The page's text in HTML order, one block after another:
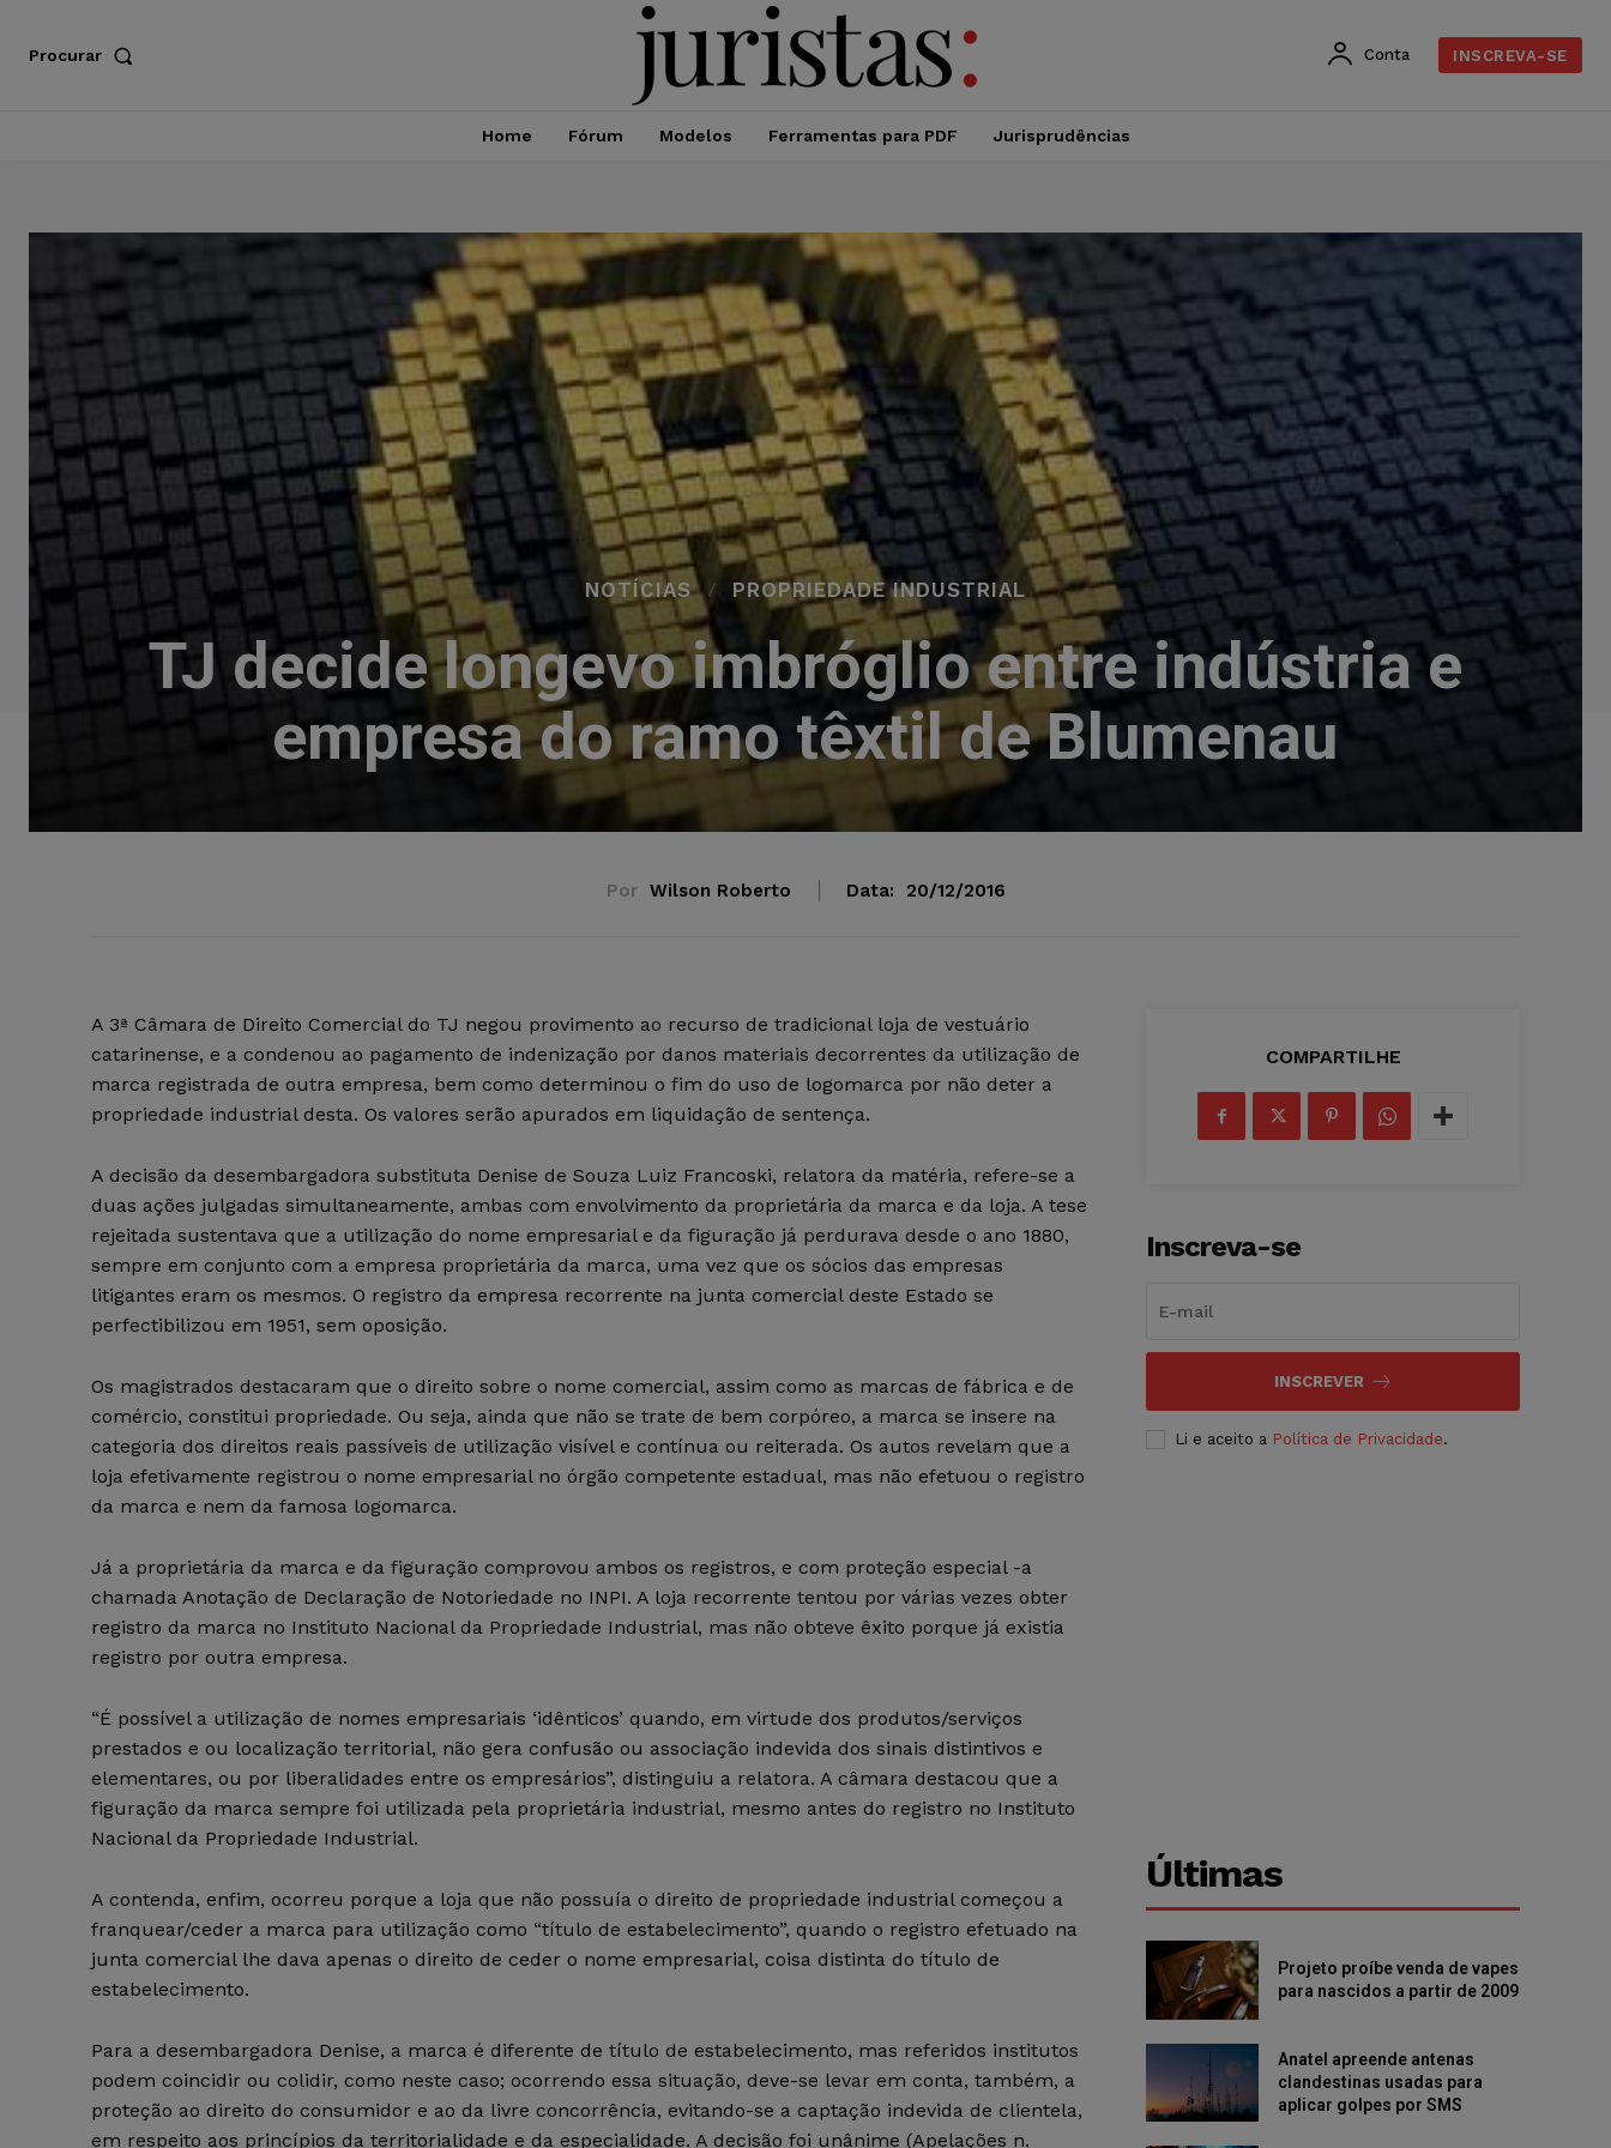
Procurar Conta INSCREVA-SE
Home Fórum Modelos Ferramentas para PDF Jurisprudências
NOTÍCIAS PROPRIEDADE INDUSTRIAL
TJ decide longevo imbróglio entre indústria e
empresa do ramo têxtil de Blumenau
Por Wilson Roberto Data: 20/12/2016
A 3ª Câmara de Direito Comercial do TJ negou provimento ao recurso de tradicional loja de vestuário
catarinense, e a condenou ao pagamento de indenização por danos materiais decorrentes da utilização de
marca registrada de outra empresa, bem como determinou o fim do uso de logomarca por não deter a
propriedade industrial desta. Os valores serão apurados em liquidação de sentença.
A decisão da desembargadora substituta Denise de Souza Luiz Francoski, relatora da matéria, refere-se a
duas ações julgadas simultaneamente, ambas com envolvimento da proprietária da marca e da loja. A tese
rejeitada sustentava que a utilização do nome empresarial e da figuração já perdurava desde o ano 1880,
sempre em conjunto com a empresa proprietária da marca, uma vez que os sócios das empresas
litigantes eram os mesmos. O registro da empresa recorrente na junta comercial deste Estado se
perfectibilizou em 1951, sem oposição.
Os magistrados destacaram que o direito sobre o nome comercial, assim como as marcas de fábrica e de
comércio, constitui propriedade. Ou seja, ainda que não se trate de bem corpóreo, a marca se insere na
categoria dos direitos reais passíveis de utilização visível e contínua ou reiterada. Os autos revelam que a
loja efetivamente registrou o nome empresarial no órgão competente estadual, mas não efetuou o registro
da marca e nem da famosa logomarca.
Já a proprietária da marca e da figuração comprovou ambos os registros, e com proteção especial -a
chamada Anotação de Declaração de Notoriedade no INPI. A loja recorrente tentou por várias vezes obter
registro da marca no Instituto Nacional da Propriedade Industrial, mas não obteve êxito porque já existia
registro por outra empresa.
“É possível a utilização de nomes empresariais ‘idênticos’ quando, em virtude dos produtos/serviços
prestados e ou localização territorial, não gera confusão ou associação indevida dos sinais distintivos e
elementares, ou por liberalidades entre os empresários”, distinguiu a relatora. A câmara destacou que a
figuração da marca sempre foi utilizada pela proprietária industrial, mesmo antes do registro no Instituto
Nacional da Propriedade Industrial.
A contenda, enfim, ocorreu porque a loja que não possuía o direito de propriedade industrial começou a
franquear/ceder a marca para utilização como “título de estabelecimento”, quando o registro efetuado na
junta comercial lhe dava apenas o direito de ceder o nome empresarial, coisa distinta do título de
estabelecimento.
Para a desembargadora Denise, a marca é diferente de título de estabelecimento, mas referidos institutos
podem coincidir ou colidir, como neste caso; ocorrendo essa situação, deve-se levar em conta, também, a
proteção ao direito do consumidor e ao da livre concorrência, evitando-se a captação indevida de clientela,
em respeito aos princípios da territorialidade e da especialidade. A decisão foi unânime (Apelações n.
COMPARTILHE
Inscreva-se
INSCREVER
Li e aceito a Política de Privacidade.
Últimas
Projeto proíbe venda de vapes
para nascidos a partir de 2009
Anatel apreende antenas
clandestinas usadas para
aplicar golpes por SMS